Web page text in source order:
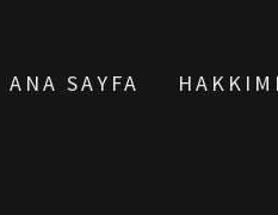
ANA SAYFA